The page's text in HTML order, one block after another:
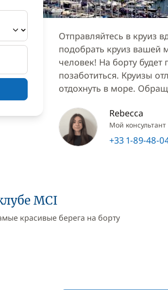
Отправляйтесь в круиз
подобрать круиз вашей
человек! На борту
позаботиться. Круизы
отдохнуть в море.
Rebecca
Мой консультант
+33 1-89-48-
MCI
красивые берега на борту